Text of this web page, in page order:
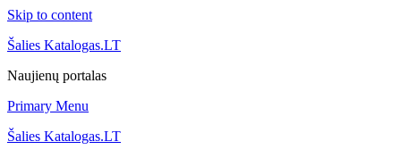
Skip to content
Šalies Katalogas.LT
Naujienų portalas
Primary Menu
Šalies Katalogas.LT